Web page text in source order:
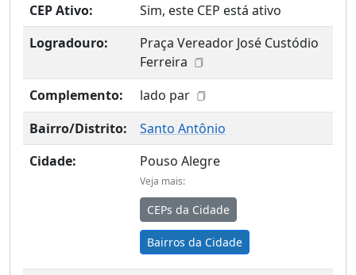
CEP Ativo:
Sim, este CEP está ativo
Logradouro:
Praça Vereador José Custódio
Ferreira
Complemento:
lado par
Bairro/Distrito:
Santo Antônio
Cidade:
Pouso Alegre
Veja mais:
CEPs da Cidade
Bairros da Cidade